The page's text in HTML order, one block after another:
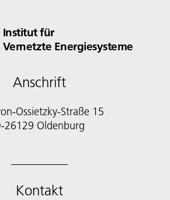
Institut für
Vernetzte Energiesysteme
Anschrift
Ossietzky-Straße 15
26129 Oldenburg
Kontakt